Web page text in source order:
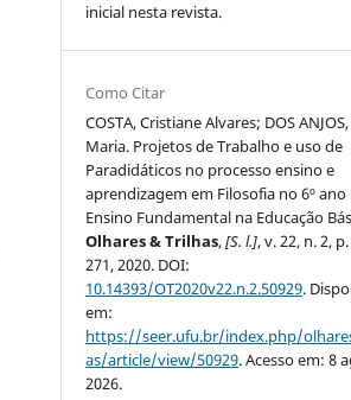
inicial nesta revista.
Como Citar
COSTA, Cristiane Alvares; DOS
Maria. Projetos de Trabalho e uso de
Paradidáticos no processo ensino e
aprendizagem em Filosofia no 6º ano
Ensino Fundamental na Educação
Olhares & Trilhas,[S. l.], v. 22, n. 2,
271, 2020. DOI:
10.14393/OT2020v22.n.2.50929.
em:
https://seer.ufu.br/index.php/
as/article/view/50929. Acesso em: 8
2026.